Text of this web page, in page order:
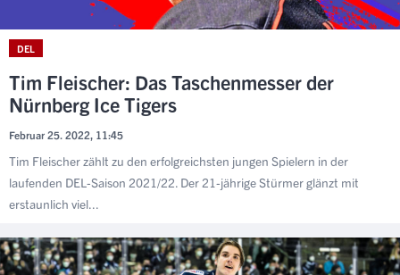
DEL
Tim Fleischer: Das Taschenmesser der
Nürnberg Ice Tigers
Februar 25. 2022, 11:45
Tim Fleischer zählt zu den erfolgreichsten jungen Spielern in der
laufenden DEL-Saison 2021/22. Der 21-jährige Stürmer glänzt mit
erstaunlich viel...